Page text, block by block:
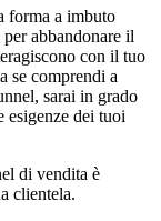
forma a imbuto
abbandonare il
con il tuo
se comprendi a
sarai in grado
esigenze dei tuoi
di vendita è
clientela.